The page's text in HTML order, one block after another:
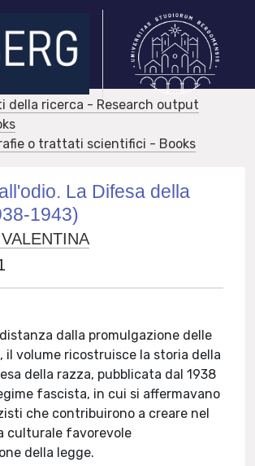
della ricerca - Research output
o trattati scientifici - Books
La Difesa della
1943)
dalla promulgazione delle
il volume ricostruisce la storia della
della razza, pubblicata dal 1938
fascista, in cui si affermavano
che contribuirono a creare nel
culturale favorevole
della legge.